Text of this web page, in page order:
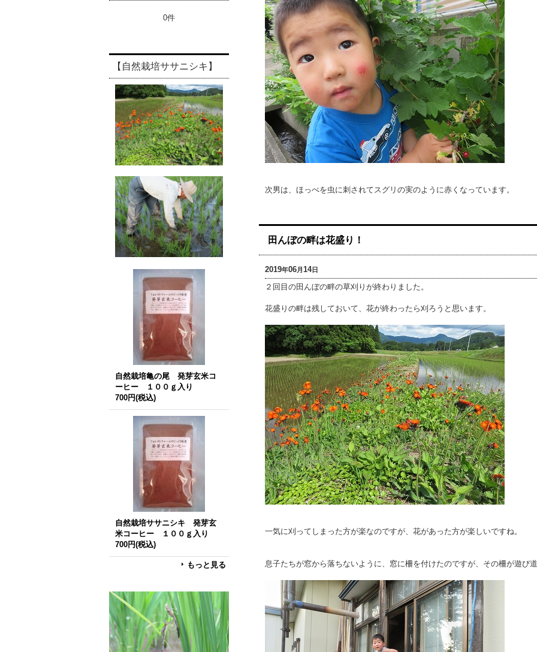
0件
【自然栽培ササニシキ】
自然栽培亀の尾 発芽玄米コ
ーヒー １００ｇ入り
700円(税込)
自然栽培ササニシキ 発芽玄
米コーヒー １００ｇ入り
700円(税込)
もっと見る
次男は、ほっぺを虫に刺されてスグリの実のように赤くなっています。
田んぼの畔は花盛り！
2019年06月14日
２回目の田んぼの畔の草刈りが終わりました。
花盛りの畔は残しておいて、花が終わったら刈ろうと思います。
一気に刈ってしまった方が楽なのですが、花があった方が楽しいですね。
息子たちが窓から落ちないように、窓に柵を付けたのですが、その柵が遊び